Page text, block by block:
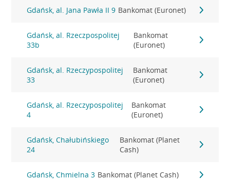
Gdańsk, al. Jana Pawła II 9 Bankomat (Euronet)
Gdańsk, al. Rzeczpospolitej
33b
Bankomat
(Euronet)
Gdańsk, al. Rzeczypospolitej
33
Bankomat
(Euronet)
Gdańsk, al. Rzeczypospolitej
4
Bankomat
(Euronet)
Gdańsk, Chałubińskiego
24
Bankomat (Planet
Cash)
Gdańsk, Chmielna 3 Bankomat (Planet Cash)